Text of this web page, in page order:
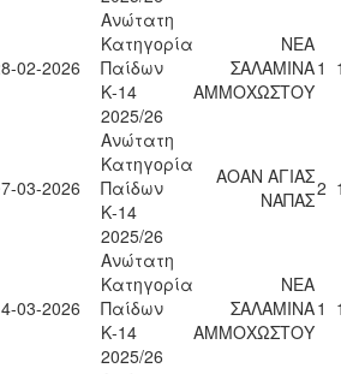
02-2026
Ανώτατη
Κατηγορία
Παίδων
Κ-14
2025/26
ΝΕΑ
ΣΑΛΑΜΙΝΑ
ΑΜΜΟΧΩΣΤΟΥ
1 1
03-2026
Ανώτατη
Κατηγορία
Παίδων
Κ-14
2025/26
ΑΟΑΝ ΑΓΙΑΣ
ΝΑΠΑΣ2 1
03-2026
Ανώτατη
Κατηγορία
Παίδων
Κ-14
2025/26
ΝΕΑ
ΣΑΛΑΜΙΝΑ
ΑΜΜΟΧΩΣΤΟΥ
1 1